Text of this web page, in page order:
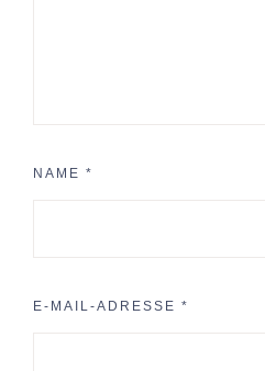
NAME *
E-MAIL-ADRESSE *